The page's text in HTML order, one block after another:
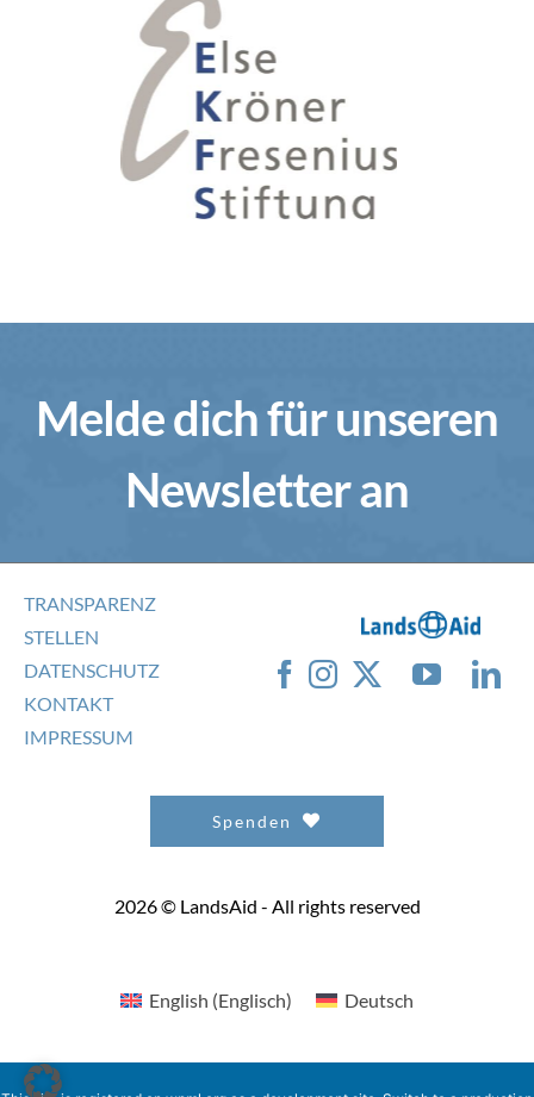
Melde dich für unseren
Newsletter an
TRANSPARENZ
STELLEN
DATENSCHUTZ
KONTAKT
IMPRESSUM
Spenden
2026 © LandsAid - All rights reserved
English (Englisch) Deutsch